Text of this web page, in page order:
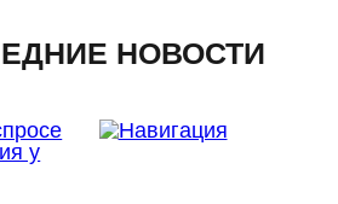
НОВОСТИ